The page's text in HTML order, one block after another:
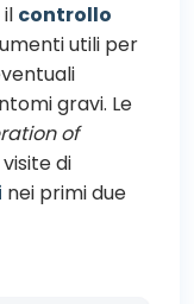
controllo
utili per
gravi. Le
of
di
nei primi due